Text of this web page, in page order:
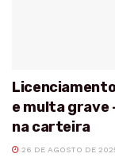
e multa grave
na carteira
26 DE AGOSTO DE